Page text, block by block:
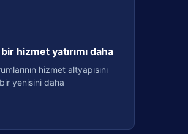
hizmet yatırımı daha
hizmet altyapısını
yenisini daha